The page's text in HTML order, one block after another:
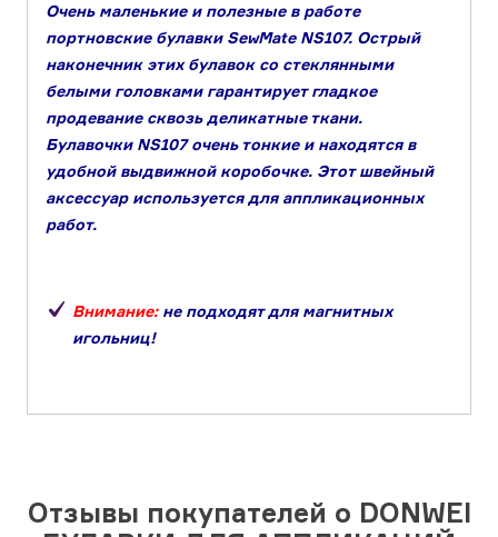
Очень маленькие и полезные в работе
портновские булавки SewMate NS107. Острый
наконечник этих булавок со стеклянными
белыми головками гарантирует гладкое
продевание сквозь деликатные ткани.
Булавочки NS107 очень тонкие и находятся в
удобной выдвижной коробочке. Этот швейный
аксессуар используется для аппликационных
работ.
Внимание:не подходят для магнитных
игольниц!
Отзывы покупателей о DONWEI